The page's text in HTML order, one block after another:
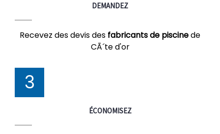
DEMANDEZ
Recevez des devis des fabricants de piscinede
CÃ´te d'or
3
ÉCONOMISEZ